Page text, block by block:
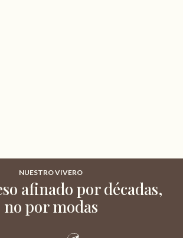
NUESTRO VIVERO
afinado por décadas,
no por modas